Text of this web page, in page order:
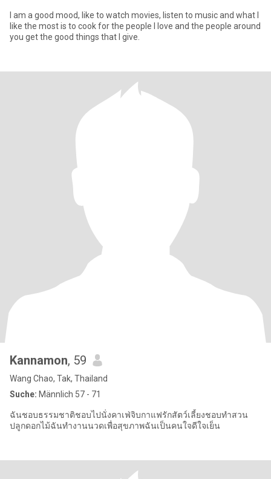
I am a good mood, like to watch movies, listen to music and what I
like the most is to cook for the people I love and the people around
you get the good things that I give.
Kannamon, 59
Wang Chao, Tak, Thailand
Suche: Männlich 57 - 71
ฉันชอบธรรมชาติชอบไปนั่งคาเฟ่จิบกาแฟรักสัตว์เลี้ยงชอบทำสวน
ปลูกดอกไม้ฉันทำงานนวดเพื่อสุขภาพฉันเป็นคนใจดีใจเย็น